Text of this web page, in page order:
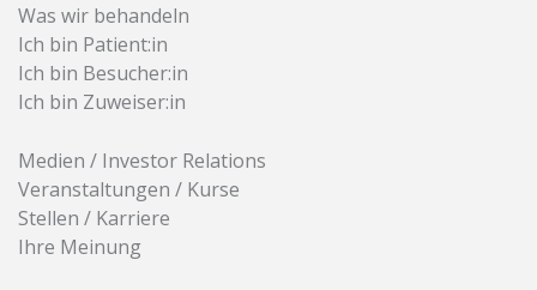
Was wir behandeln
Ich bin Patient:in
Ich bin Besucher:in
Ich bin Zuweiser:in
Medien / Investor Relations
Veranstaltungen / Kurse
Stellen / Karriere
Ihre Meinung